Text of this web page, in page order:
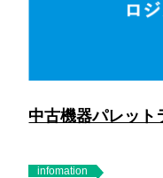
中古機器パレット
infomation